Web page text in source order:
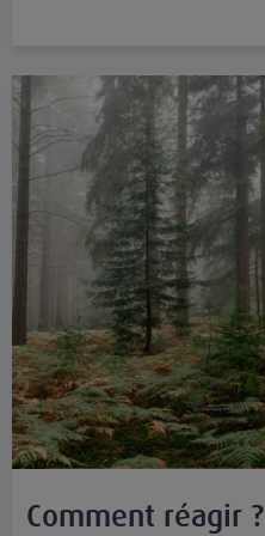
Comment réagir ?